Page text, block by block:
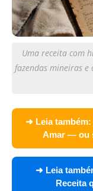
Uma receita com
fazendas mineiras
➜ Leia também:
Amar — ou
➜ Leia
Receita